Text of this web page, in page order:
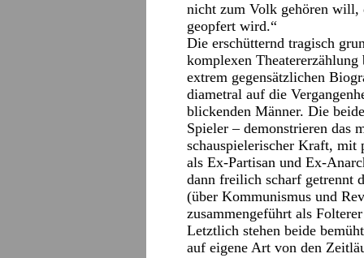
nicht zum Volk gehören
geopfert wird.“
Die erschütternd tragisch
komplexen
extrem gegensätzlichen
diametral auf die
blickenden Männer. Die
Spieler – demonstrieren das
schauspielerischer Kraft, mit
als Ex-Partisan und Ex-
dann freilich scharf getrennt
(über Kommunismus und
zusammengeführt als
Letztlich stehen beide
auf eigene Art von den